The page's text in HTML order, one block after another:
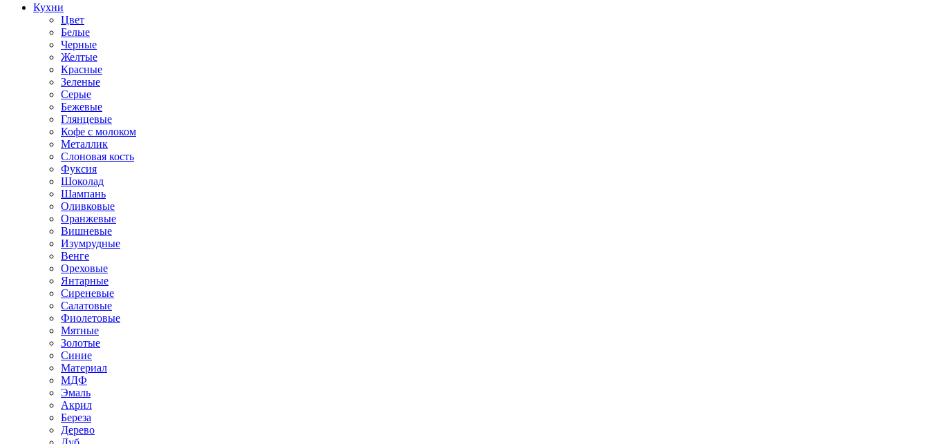
Кухни
Цвет
Белые
Черные
Желтые
Красные
Зеленые
Серые
Бежевые
Глянцевые
Кофе с молоком
Металлик
Слоновая кость
Фуксия
Шоколад
Шампань
Оливковые
Оранжевые
Вишневые
Изумрудные
Венге
Ореховые
Янтарные
Сиреневые
Салатовые
Фиолетовые
Мятные
Золотые
Синие
Материал
МДФ
Эмаль
Акрил
Береза
Дерево